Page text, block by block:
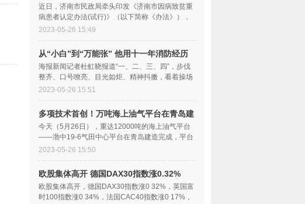
点
近日，济南市民政局牵头印发《济南市因病致贫重
病患者认定办法(试行)》（以下简称《办法》），
这是继出台低
2023-05-26 15:49
从“小白”到“万能张” 他用十一年消防经历
诠释“热爱”
海报新闻记者杜虹晓报道“一、二、三、四”，步伐
整齐、口号嘹亮、目光如炬、精神抖擞，看着操场
上的新训消
2023-05-26 15:51
多项技术首创！万吨海上油气平台在青岛建
造完成 视焦点讯
今天（5月26日），重达12000吨的海上油气平台
——渤中19-6气田中心平台在青岛建造完成，平台
多项技术实现首
2023-05-26 15:50
欧股集体高开 德国DAX30指数涨0.32%
欧股集体高开，德国DAX30指数涨0 32%，英国富
时100指数涨0 34%，法国CAC40指数涨0 17%，